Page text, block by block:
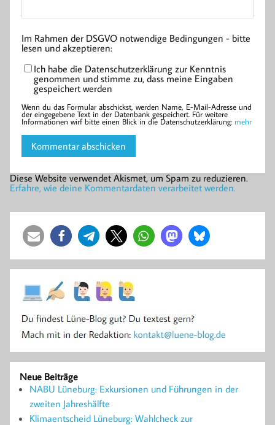
Im Rahmen der DSGVO notwendige Bedingungen - bitte
lesen und akzeptieren:
Ich habe die Datenschutzerklärung zur Kenntnis
genommen und stimme zu, dass meine Eingaben
gespeichert werden
Wenn du das Formular abschickst, werden Name, E-Mail-Adresse und
der eingegebene Text in der Datenbank gespeichert. Für weitere
Informationen wirf bitte einen Blick in die Datenschutzerklärung: mehr
Diese Website verwendet Akismet, um Spam zu reduzieren.
Erfahre, wie deine Kommentardaten verarbeitet werden.
Neue Beiträge
NABU Lüneburg: Exkursionen und Führungen in der
zweiten Jahreshälfte
Klimaentscheid Lüneburg: Wahlcheck zur